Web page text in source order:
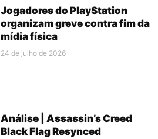
Jogadores do PlayStation
organizam greve contra fim da
mídia física
24 de julho de 2026
Análise | Assassin’s Creed
Black Flag Resynced